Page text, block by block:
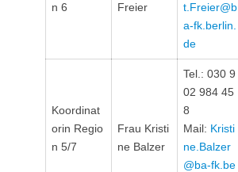
n 6
Freier
t.Freier@b
a-fk.berlin.
de
Koordinat
orin Regio
n 5/7
Frau Kristi
ne Balzer
Tel.: 030 9
02 984 45
8
Mail: Kristi
ne.Balzer
@ba-fk.be